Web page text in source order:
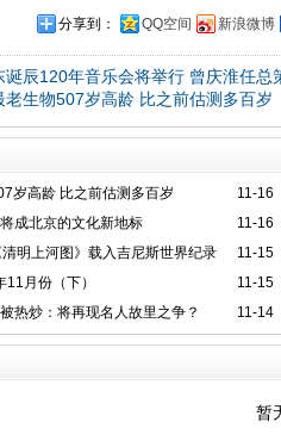
分享到：
QQ空间 新浪微博
诞辰120年音乐会将举行 曾庆淮任总
老生物507岁高龄 比之前估测多百岁
11-16
岁高龄 比之前估测多百岁
11-16
成北京的文化新地标
11-15
明上河图》载入吉尼斯世界纪录
11-15
月份（下）
11-14
热炒：将再现名人故里之争？
暂